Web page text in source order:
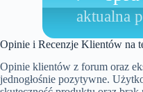
aktualna
Opinie i Recenzje Klientów na
Opinie klientów z forum oraz
jednogłośnie pozytywne.